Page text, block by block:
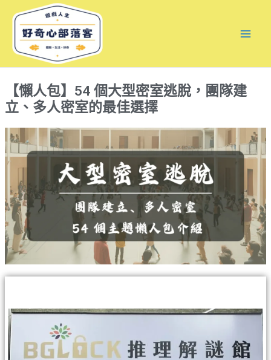
【懶人包】54 個大型密室逃脫，團隊建
立、多人密室的最佳選擇